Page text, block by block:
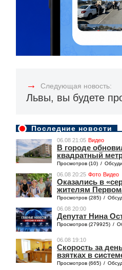
→ Следующая новость:
Львы, вы будете
Последние новости
06.08 21:05 Видео
В городе
квадратный
Просмотров (10) /
06.08 20:25 Фото Видео
Оказались в
жителям
Просмотров (285) /
06.08 20:00
Депутат Нина
Просмотров (279925) /
06.08 19:10
Скорость за
взятках в
Просмотров (665) /